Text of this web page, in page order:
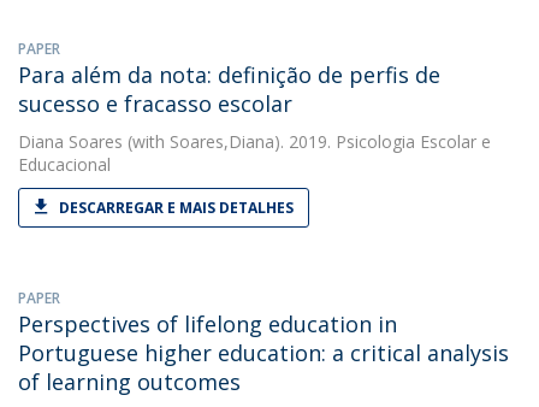
PAPER
Para além da nota: definição de perfis de
sucesso e fracasso escolar
Diana Soares (with Soares,Diana). 2019. Psicologia Escolar e
Educacional
DESCARREGAR E MAIS DETALHES
PAPER
Perspectives of lifelong education in
Portuguese higher education: a critical analysis
of learning outcomes